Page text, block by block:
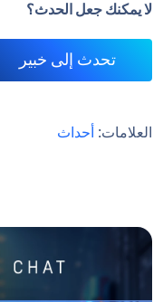
لا يمكنك جعل الحدث؟
تحدث إلى خبير
العلامات: أحداث